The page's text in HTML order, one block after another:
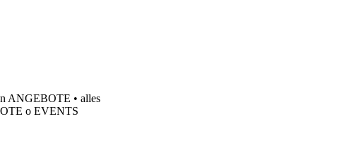
ANGEBOTE • alles
o EVENTS